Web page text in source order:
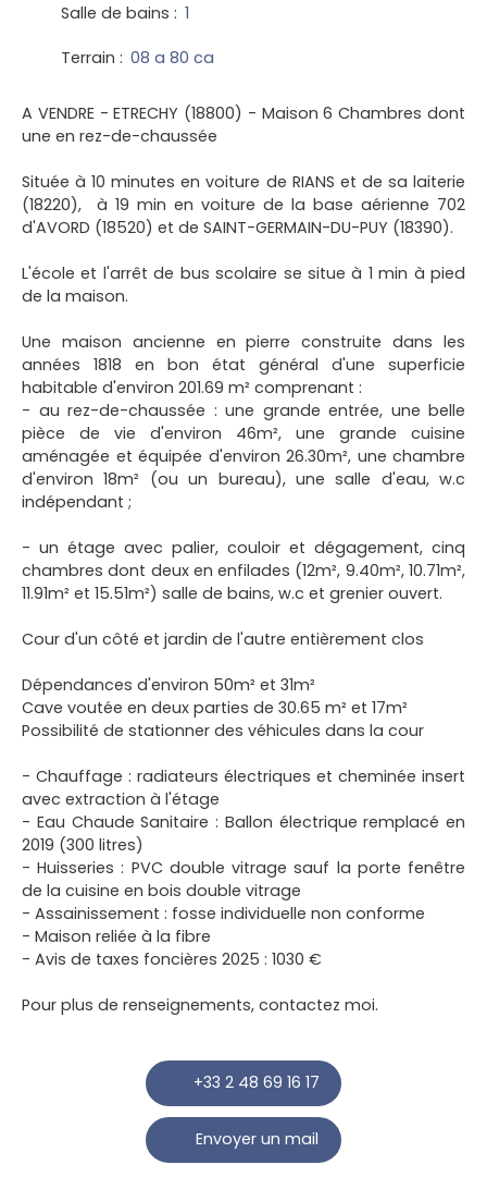
Salle de bains : 1
Terrain : 08 a 80 ca
A VENDRE - ETRECHY (18800) - Maison 6 Chambres dont
une en rez-de-chaussée
Située à 10 minutes en voiture de RIANS et de sa laiterie
(18220), à 19 min en voiture de la base aérienne 702
d'AVORD (18520) et de SAINT-GERMAIN-DU-PUY (18390).
L'école et l'arrêt de bus scolaire se situe à 1 min à pied
de la maison.
Une maison ancienne en pierre construite dans les
années 1818 en bon état général d'une superficie
habitable d'environ 201.69 m² comprenant :
- au rez-de-chaussée : une grande entrée, une belle
pièce de vie d'environ 46m², une grande cuisine
aménagée et équipée d'environ 26.30m², une chambre
d'environ 18m² (ou un bureau), une salle d'eau, w.c
indépendant ;
- un étage avec palier, couloir et dégagement, cinq
chambres dont deux en enfilades (12m², 9.40m², 10.71m²,
11.91m² et 15.51m²) salle de bains, w.c et grenier ouvert.
Cour d'un côté et jardin de l'autre entièrement clos
Dépendances d'environ 50m² et 31m²
Cave voutée en deux parties de 30.65 m² et 17m²
Possibilité de stationner des véhicules dans la cour
- Chauffage : radiateurs électriques et cheminée insert
avec extraction à l'étage
- Eau Chaude Sanitaire : Ballon électrique remplacé en
2019 (300 litres)
- Huisseries : PVC double vitrage sauf la porte fenêtre
de la cuisine en bois double vitrage
- Assainissement : fosse individuelle non conforme
- Maison reliée à la fibre
- Avis de taxes foncières 2025 : 1030 €
Pour plus de renseignements, contactez moi.
+33 2 48 69 16 17
Envoyer un mail